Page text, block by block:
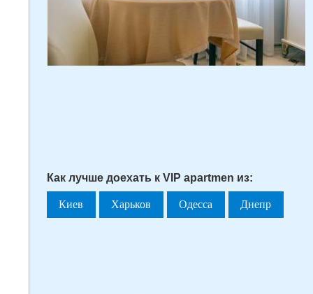
Как лучше доехать к VIP apartmen из:
Киев Харьков Одесса Днепр